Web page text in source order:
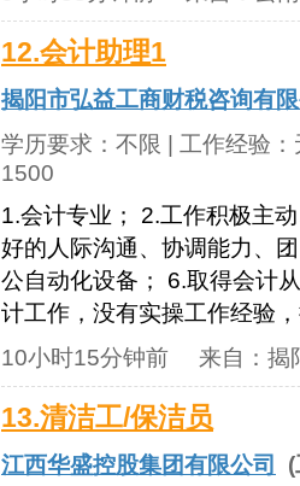
12.会计助理1
揭阳市弘益工商财税咨询有
学历要求： 不限 | 工作经验：
1500
1.会计专业； 2.工作积极主
好的人际沟通、协调能力、
公自动化设备； 6.取得会计
计工作，没有实操工作经验
10小时15分钟前 来自： 揭
13.清洁工/保洁员
江西华盛控股集团有限公司